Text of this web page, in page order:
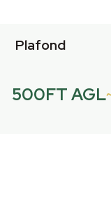
Plafond
500FT AGL